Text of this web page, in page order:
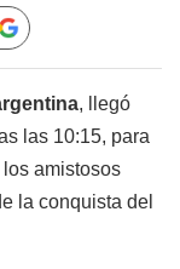
, llegó
las 10:15, para
amistosos
la conquista del